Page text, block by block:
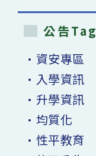
公告Tag
•資安專區
•入學資訊
•升學資訊
•均質化
•性平教育